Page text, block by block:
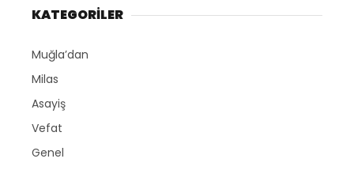
KATEGORİLER
Muğla’dan
Milas
Asayiş
Vefat
Genel